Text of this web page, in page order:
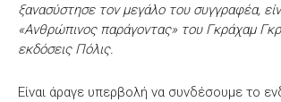
ξανασύστησε τον μεγάλο του συγγραφέα,
«Ανθρώπινος παράγοντας» του Γκράχαμ
εκδόσεις Πόλις.
Είναι άραγε υπερβολή να συνδέσουμε το